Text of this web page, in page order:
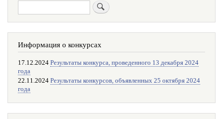
Информация о конкурсах
17.12.2024 Результаты конкурса, проведенного 13 декабря 2024
года
22.11.2024 Результаты конкурсов, объявленных 25 октября 2024
года